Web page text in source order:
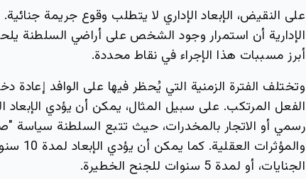
على النقيض، الإبعاد الإداري لا يتطلب وقوع جريمة
الإدارية أن استمرار وجود الشخص على أراضي السلطنة
أبرز مسببات هذا الإجراء في نقاط محددة.
وتختلف الفترة الزمنية التي يُحظر فيها على الوافد
الفعل المرتكب. على سبيل المثال، يمكن أن يؤدي
رسمي أو الاتجار بالمخدرات، حيث تتبع السلطنة سياسة
الجنايات، أو لمدة 5 سنوات للجنح الخطيرة.